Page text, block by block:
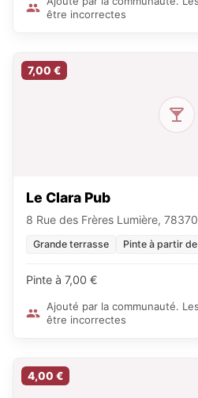
être incorrectes
7,00 €
Le Clara Pub
8 Rue des Frères Lumière,
Grande terrasse Pinte à partir
Pinte à 7,00 €
Ajouté par la communauté.
être incorrectes
4,00 €